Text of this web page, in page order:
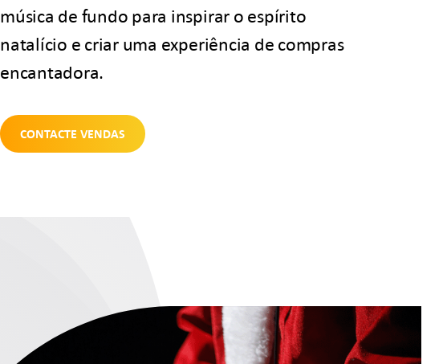
música de fundo para inspirar o espírito
natalício e criar uma experiência de compras
encantadora.
CONTACTE VENDAS